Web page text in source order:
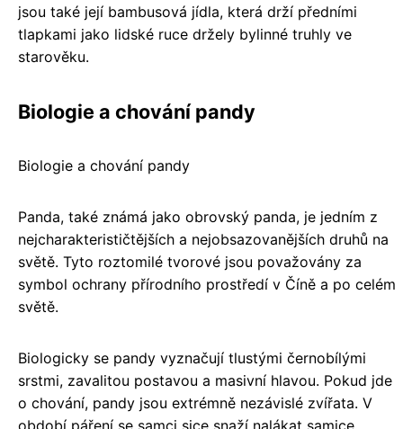
jsou také její bambusová jídla, která drží předními
tlapkami jako lidské ruce držely bylinné truhly ve
starověku.
Biologie a chování pandy
Biologie a chování pandy
Panda, také známá jako obrovský panda, je jedním z
nejcharakterističtějších a nejobsazovanějších druhů na
světě. Tyto roztomilé tvorové jsou považovány za
symbol ochrany přírodního prostředí v Číně a po celém
světě.
Biologicky se pandy vyznačují tlustými černobílými
srstmi, zavalitou postavou a masivní hlavou. Pokud jde
o chování, pandy jsou extrémně nezávislé zvířata. V